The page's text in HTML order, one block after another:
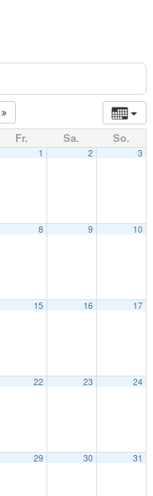
Fr. Sa. So.
1 2 3
8 9 10
15 16 17
22 23 24
29 30 31